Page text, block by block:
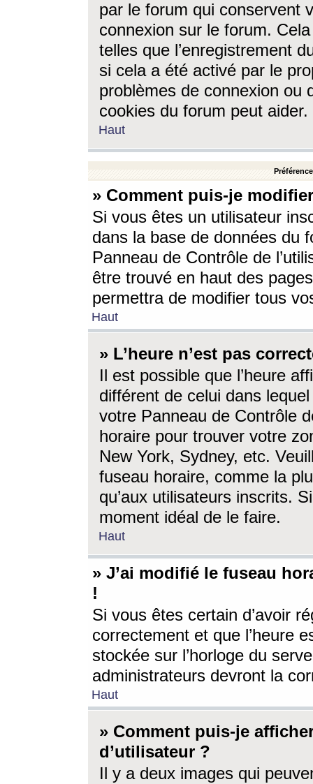
par le forum qui conservent
connexion sur le forum.
telles que l’enregistrement
si cela a été activé par le
problèmes de connexion ou
cookies du forum peut aider.
Haut
» Comment puis-je
Si vous êtes un utilisateur
dans la base de données du
Panneau de Contrôle de
être trouvé en haut des
permettra de modifier tous
Haut
» L’heure n’est pas
Il est possible que l’heure
différent de celui dans
votre Panneau de Contrôle
horaire pour trouver votre
New York, Sydney, etc.
fuseau horaire, comme la
qu’aux utilisateurs inscrits.
moment idéal de le faire.
Haut
» J’ai modifié le fuseau
!
Si vous êtes certain d’avoir
correctement et que l’heure
stockée sur l’horloge du
administrateurs devront la
Haut
» Comment puis-je
d’utilisateur ?
Il y a deux images qui